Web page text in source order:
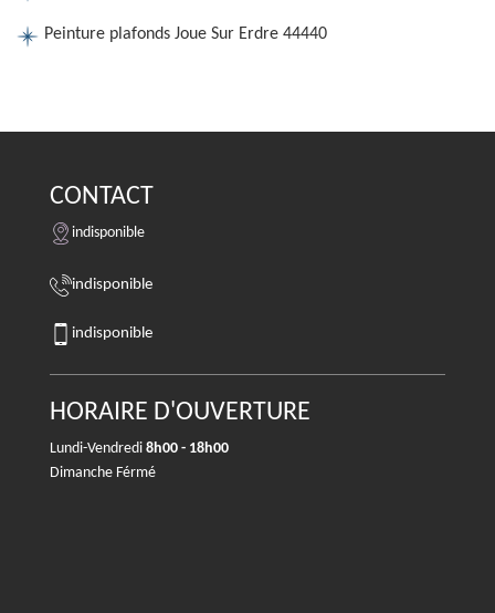
Peinture plafonds Joue Sur Erdre 44440
CONTACT
indisponible
indisponible
indisponible
HORAIRE D'OUVERTURE
Lundi-Vendredi 8h00 - 18h00
Dimanche Férmé